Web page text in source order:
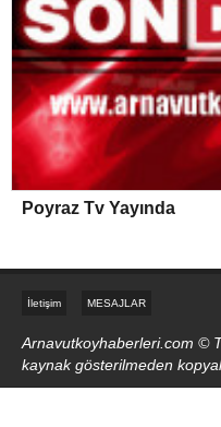
Poyraz Tv Yayında
İletişim MESAJLAR
Arnavutkoyhaberleri.com ©
kaynak gösterilmeden